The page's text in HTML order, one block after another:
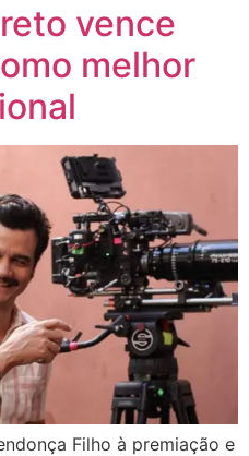
vence
melhor
Filho à premiação e